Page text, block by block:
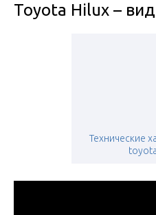
Toyota Hilux –
Технические